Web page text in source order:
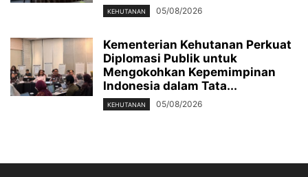
KEHUTANAN 05/08/2026
Kementerian Kehutanan Perkuat
Diplomasi Publik untuk
Mengokohkan Kepemimpinan
Indonesia dalam Tata...
KEHUTANAN 05/08/2026